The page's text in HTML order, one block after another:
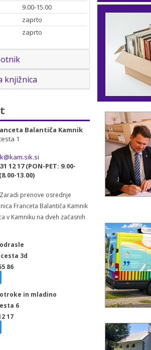
9.00-15.00
zaprto
zaprto
knjižnica
Balantiča Kamnik
1
12 17 (PON-PET: 9.00-
13.00)
prenove osrednje
Franceta Balantiča Kamnik
v Kamniku na dveh začasnih
3d
86
in mladino
6
17